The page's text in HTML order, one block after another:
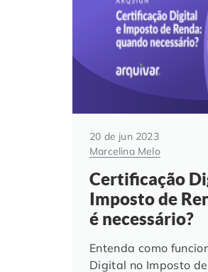
20 de jun 2023
Marcelina Melo
Certificação
Imposto de
é necessário?
Entenda como
Digital no Imposto